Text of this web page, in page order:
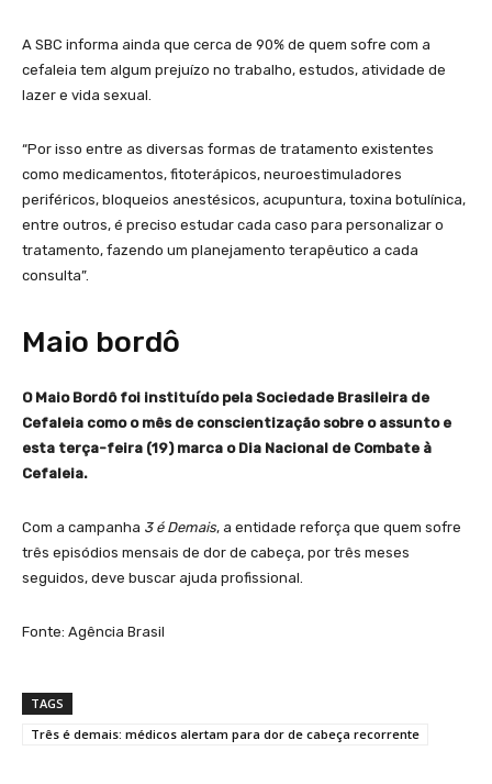
A SBC informa ainda que cerca de 90% de quem sofre com a
cefaleia tem algum prejuízo no trabalho, estudos, atividade de
lazer e vida sexual.
“Por isso entre as diversas formas de tratamento existentes
como medicamentos, fitoterápicos, neuroestimuladores
periféricos, bloqueios anestésicos, acupuntura, toxina botulínica,
entre outros, é preciso estudar cada caso para personalizar o
tratamento, fazendo um planejamento terapêutico a cada
consulta”.
Maio bordô
O Maio Bordô foi instituído pela Sociedade Brasileira de
Cefaleia como o mês de conscientização sobre o assunto e
esta terça-feira (19) marca o Dia Nacional de Combate à
Cefaleia.
Com a campanha 3 é Demais, a entidade reforça que quem sofre
três episódios mensais de dor de cabeça, por três meses
seguidos, deve buscar ajuda profissional.
Fonte: Agência Brasil
TAGS
Três é demais: médicos alertam para dor de cabeça recorrente